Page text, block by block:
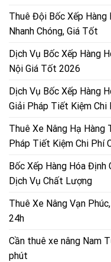
Thuê Đội Bốc Xếp Hàng
Nhanh Chóng, Giá Tốt
Dịch Vụ Bốc Xếp Hàng
Nội Giá Tốt 2026
Dịch Vụ Bốc Xếp Hàng
Giải Pháp Tiết Kiệm Chi
Thuê Xe Nâng Hạ
Pháp Tiết Kiệm Chi Phí
Bốc Xếp Hàng Hóa Định
Dịch Vụ Chất Lượng
Thuê Xe Nâng Vạn
24h
Cần thuê xe nâng Nam
phút